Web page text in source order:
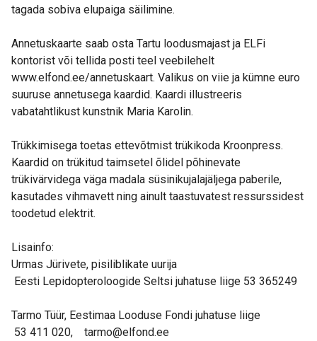
tagada sobiva elupaiga säilimine.
Annetuskaarte saab osta Tartu loodusmajast ja ELFi
kontorist või tellida posti teel veebilehelt
www.elfond.ee/annetuskaart. Valikus on viie ja kümne euro
suuruse annetusega kaardid. Kaardi illustreeris
vabatahtlikust kunstnik Maria Karolin.
Trükkimisega toetas ettevõtmist trükikoda Kroonpress.
Kaardid on trükitud taimsetel õlidel põhinevate
trükivärvidega väga madala süsinikujalajäljega paberile,
kasutades vihmavett ning ainult taastuvatest ressurssidest
toodetud elektrit.
Lisainfo:
Urmas Jürivete, pisiliblikate uurija
Eesti Lepidopteroloogide Seltsi juhatuse liige 53 365249
Tarmo Tüür, Eestimaa Looduse Fondi juhatuse liige
53 411 020, tarmo@elfond.ee